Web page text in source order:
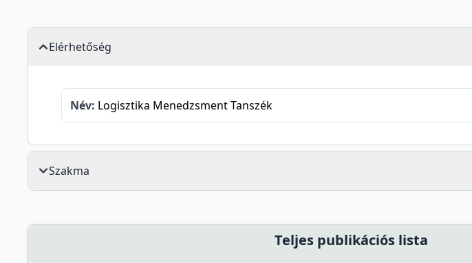
Elérhetőség
Név: Logisztika Menedzsment Tanszék
Szakma
Teljes publikációs lista